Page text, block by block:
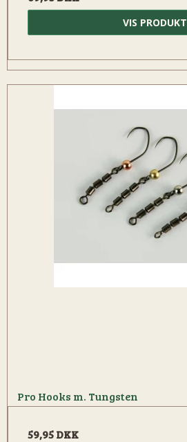
VIS PRODUKT
Pro Hooks m. Tungsten
59,95 DKK